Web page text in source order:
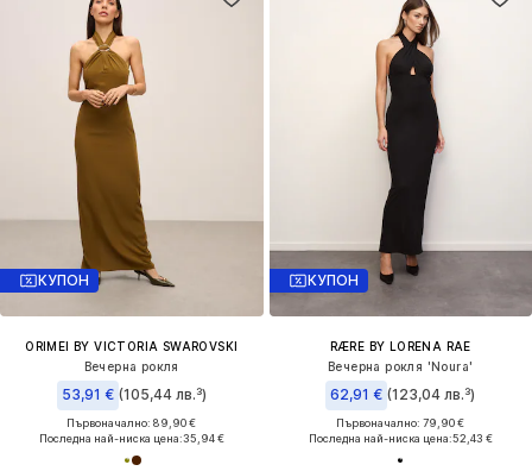
КУПОН
ORIMEI BY VICTORIA SWAROVSKI
Вечерна рокля
53,91 € (105,44 лв.³)
Първоначално: 89,90 €
Последна най-ниска цена:35,94 €
КУПОН
RÆRE BY LORENA RAE
Вечерна рокля 'Noura'
62,91 € (123,04 лв.³)
Първоначално: 79,90 €
Последна най-ниска цена:52,43 €